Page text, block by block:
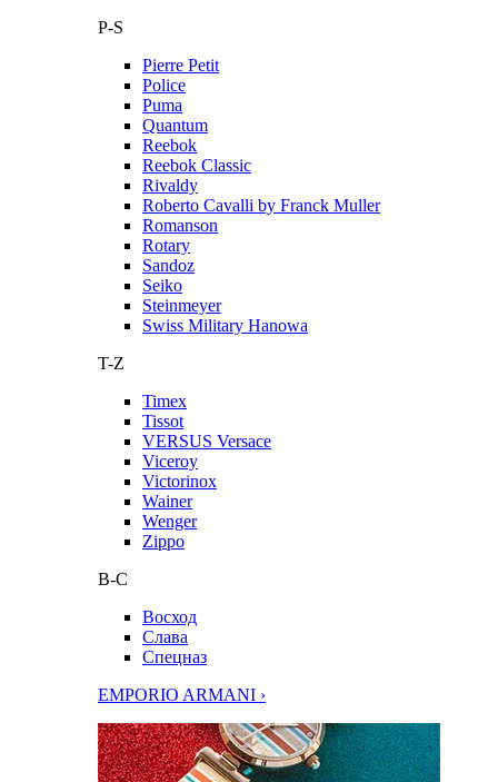
P-S
Pierre Petit
Police
Puma
Quantum
Reebok
Reebok Classic
Rivaldy
Roberto Cavalli by Franck Muller
Romanson
Rotary
Sandoz
Seiko
Steinmeyer
Swiss Military Hanowa
T-Z
Timex
Tissot
VERSUS Versace
Viceroy
Victorinox
Wainer
Wenger
Zippo
В-С
Восход
Слава
Спецназ
EMPORIO ARMANI ›